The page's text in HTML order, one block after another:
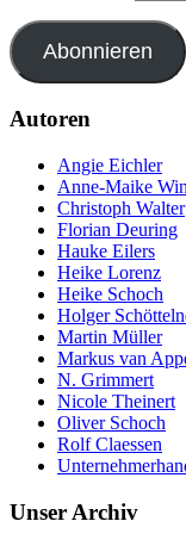
Abonnieren
Autoren
Angie Eichler
Anne-Maike
Christoph Walter
Florian Deuring
Hauke Eilers
Heike Lorenz
Heike Schoch
Holger
Martin Müller
Markus van
N. Grimmert
Nicole Theinert
Oliver Schoch
Rolf Claessen
Unser Archiv